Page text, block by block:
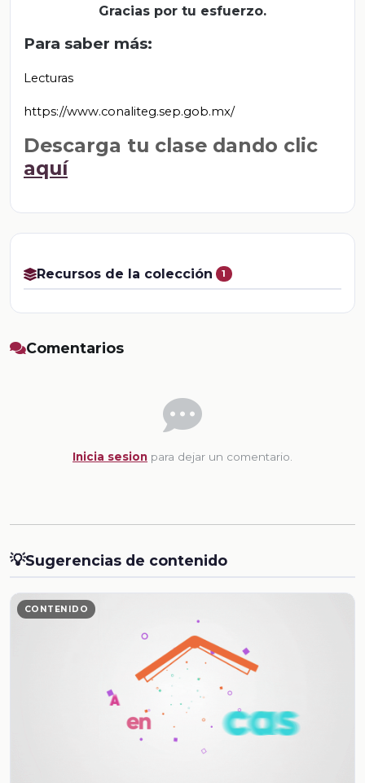
Gracias por tu esfuerzo.
Para saber más:
Lecturas
https://www.conaliteg.sep.gob.mx/
Descarga tu clase dando clic
aquí
Recursos de la colección 1
Comentarios
Inicia sesion para dejar un comentario.
💡Sugerencias de contenido
CONTENIDO